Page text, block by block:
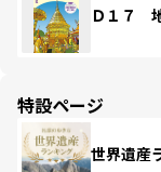
Ｄ１７
特設ページ
世界遺産